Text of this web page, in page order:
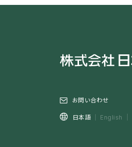
お問い合わせ
日本語 English